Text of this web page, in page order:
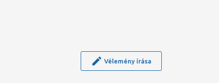
Vélemény írása